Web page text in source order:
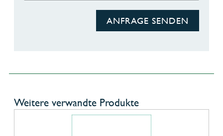
ANFRAGE SENDEN
Weitere verwandte Produkte